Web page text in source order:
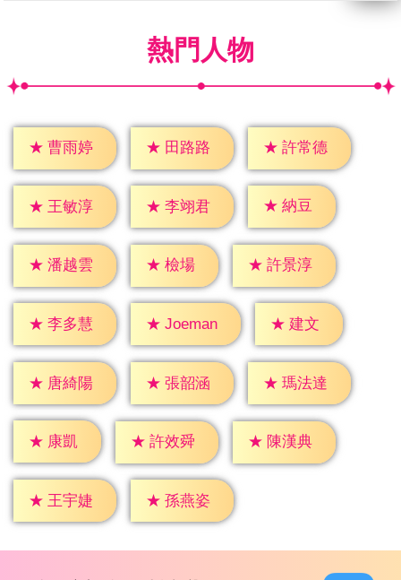
熱門人物
★ 曹雨婷 ★ 田路路 ★ 許常德
★ 王敏淳 ★ 李翊君 ★ 納豆
★ 潘越雲 ★ 檢場 ★ 許景淳
★ 李多慧 ★ Joeman ★ 建文
★ 唐綺陽 ★ 張韶涵 ★ 瑪法達
★ 康凱 ★ 許效舜 ★ 陳漢典
★ 王宇婕 ★ 孫燕姿